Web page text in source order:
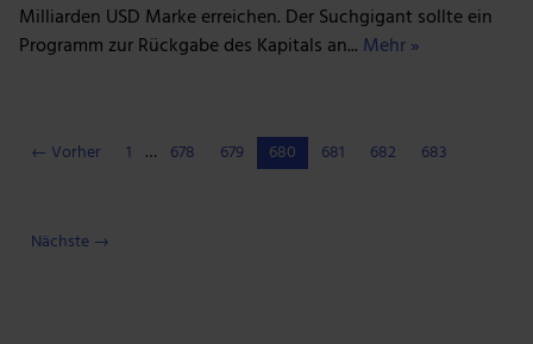
Milliarden USD Marke erreichen. Der Suchgigant sollte ein
Programm zur Rückgabe des Kapitals an... Mehr »
← Vorher 1 … 678 679 680 681 682 683
Nächste →